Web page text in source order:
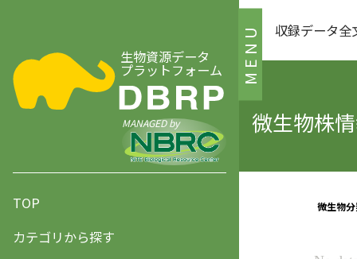
MENU
生物資源データ
プラットフォーム
MANAGED by
TOP
カテゴリから探す
収録データ全
微生物株